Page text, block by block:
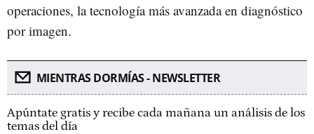
operaciones, la tecnología más avanzada en diagnóstico
por imagen.
MIENTRAS DORMÍAS - NEWSLETTER
Apúntate gratis y recibe cada mañana un análisis de los
temas del día